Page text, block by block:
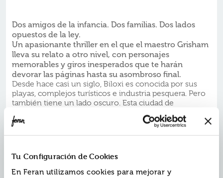
Tu Configuración de Cookies
En Feran utilizamos cookies para mejorar y
Dos amigos de la infancia. Dos familias. Dos lados
opuestos de la ley.
Un apasionante thriller en el que el maestro Grisham
lleva su relato a otro nivel, con personajes
memorables y giros inesperados que te harán
devorar las páginas hasta su asombroso final.
Desde hace casi un siglo, Biloxi es conocida por sus
playas, complejos turísticos e industria pesquera. Pero
también tiene un lado oscuro. Esta ciudad de
Mississippi es además famosa por el crimen y la
corrupción: desde el juego, la prostitución y el
son miembros de la mafia del sur, conocida como
mafia Dixie.